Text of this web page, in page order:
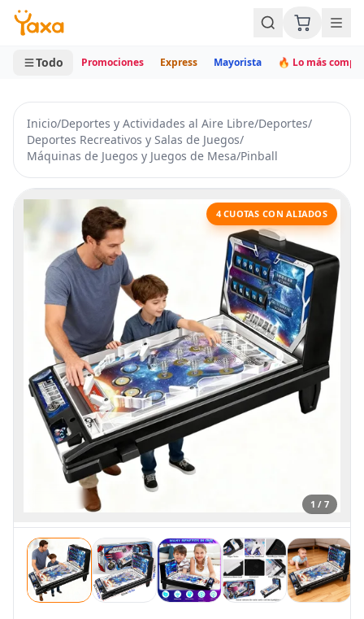
MINI CARRITO
0 productos
Todo Promociones Express Mayorista 🔥 Lo más
Inicio/Deportes y Actividades al Aire Libre/Deportes/
Deportes Recreativos y Salas de Juegos/
Máquinas de Juegos y Juegos de Mesa/Pinball
1 / 7
4 CUOTAS CON ALIADOS